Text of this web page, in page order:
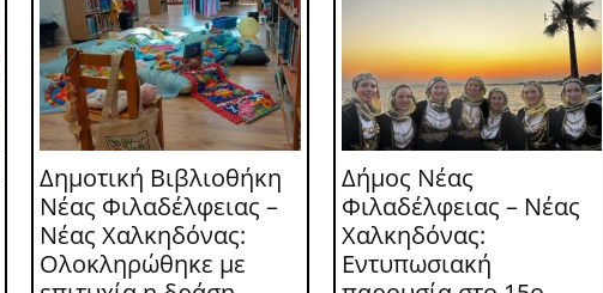
Δημοτική Βιβλιοθήκη
Νέας Φιλαδέλφειας –
Νέας Χαλκηδόνας:
Ολοκληρώθηκε με
Δήμος Νέας
Φιλαδέλφειας – Νέας
Χαλκηδόνας:
Εντυπωσιακή